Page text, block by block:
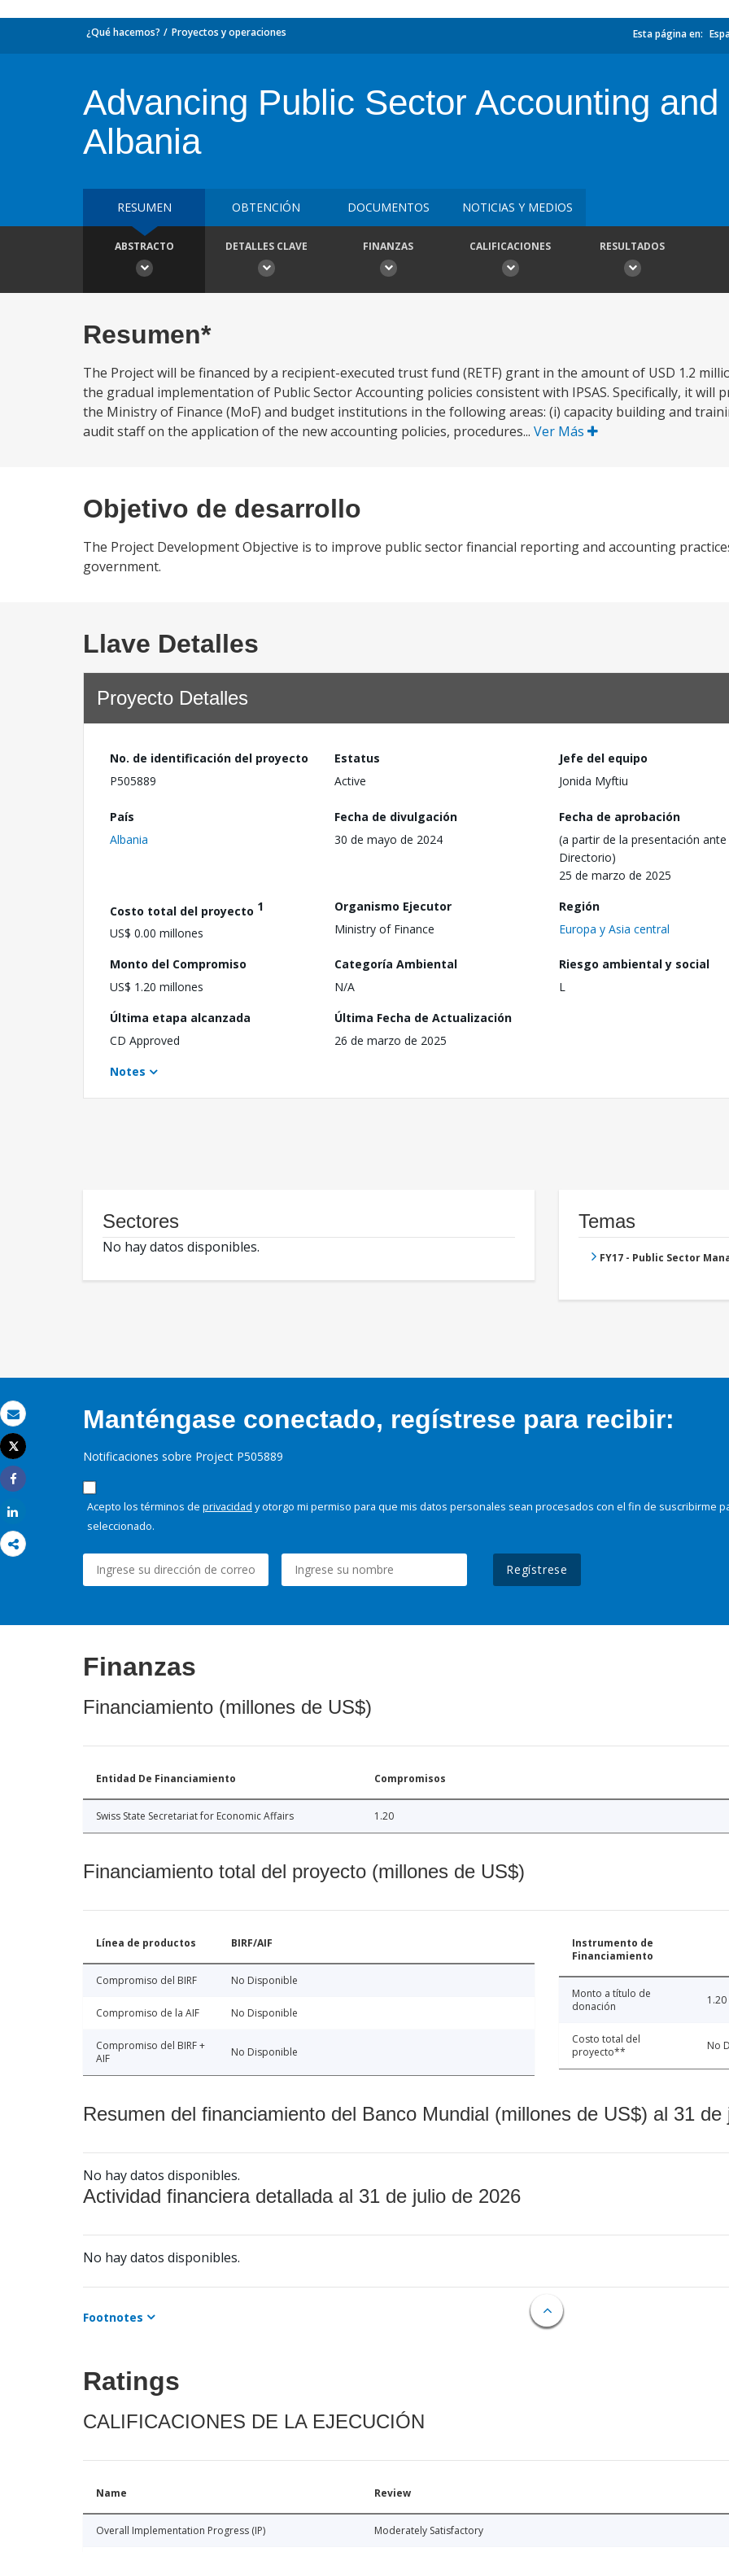
Correo electrónico
Imprimir
Tweet
Share
¿Qué hacemos? Proyectos y operaciones Esta página en:
Advancing Public Sector Accounting
Albania
RESUMEN OBTENCIÓN DOCUMENTOS NOTICIAS Y MEDIOS
ABSTRACTO DETALLES CLAVE FINANZAS CALIFICACIONES RESULTADOS
Resumen*
The Project will be financed by a recipient-executed trust fund (RETF) grant in the amount of USD 1.2
the gradual implementation of Public Sector Accounting policies consistent with IPSAS. Specifically, it will
the Ministry of Finance (MoF) and budget institutions in the following areas: (i) capacity building and
audit staff on the application of the new accounting policies, procedures... Ver Más
Objetivo de desarrollo
The Project Development Objective is to improve public sector financial reporting and accounting
government.
Llave Detalles
Proyecto Detalles
No. de identificación del proyecto
P505889
Estatus
Active
Jefe del equipo
Jonida Myftiu
País
Albania
Fecha de divulgación
30 de mayo de 2024
Fecha de aprobación
(a partir de la presentación ante
Directorio)
25 de marzo de 2025
Costo total del proyecto 1
US$ 0.00 millones
Organismo Ejecutor
Ministry of Finance
Región
Europa y Asia central
Monto del Compromiso
US$ 1.20 millones
Categoría Ambiental
N/A
Riesgo ambiental y social
L
Última etapa alcanzada
CD Approved
Última Fecha de Actualización
26 de marzo de 2025
Notes
Sectores
No hay datos disponibles.
Temas
FY17 - Public Sector
Manténgase conectado, regístrese para recibir:
Notificaciones sobre Project P505889
Acepto los términos de privacidad y otorgo mi permiso para que mis datos personales sean procesados con el fin de suscribirme
seleccionado.
Regístrese
Finanzas
Financiamiento (millones de US$)
Entidad De Financiamiento Compromisos
Swiss State Secretariat for Economic Affairs 1.20
Financiamiento total del proyecto (millones de US$)
Línea de productos BIRF/AIF
Compromiso del BIRF No Disponible
Compromiso de la AIF No Disponible
Compromiso del BIRF +
AIF
No Disponible
Instrumento de
Financiamiento
Monto a título de
donación
1.20
Costo total del
proyecto**
No
Resumen del financiamiento del Banco Mundial (millones de US$) al 31 de
No hay datos disponibles.
Actividad financiera detallada al 31 de julio de 2026
No hay datos disponibles.
Footnotes
Ratings
CALIFICACIONES DE LA EJECUCIÓN
Name Review
Overall Implementation Progress (IP) Moderately Satisfactory